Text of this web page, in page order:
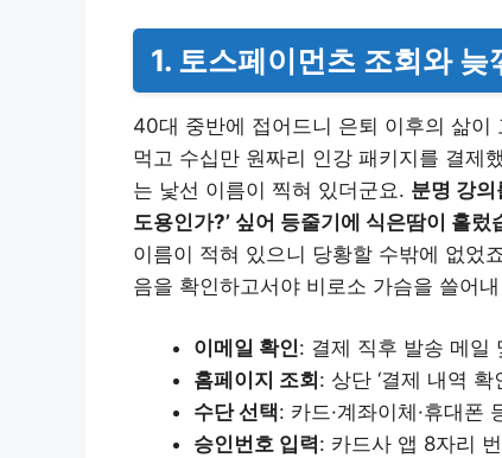
1. 토스페이먼츠 조회와 늦
40대 중반에 접어드니 은퇴 이후의 삶
먹고 수십만 원짜리 인강 패키지를 결제
는 낯선 이름이 찍혀 있더군요. 분명 강의
도용인가?’ 싶어 등줄기에 식은땀이 흘렀
이름이 적혀 있으니 당황할 수밖에 없었
음을 확인하고서야 비로소 가슴을 쓸어
이메일 확인: 결제 직후 발송 메일
홈페이지 조회 : 상단 ‘결제 내역 확
수단 선택: 카드·계좌이체·휴대폰
승인번호 입력: 카드사 앱 8자리